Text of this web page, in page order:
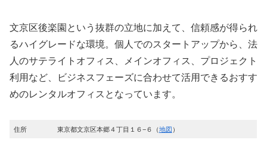
文京区後楽園という抜群の立地に加えて、信頼感が得られ
るハイグレードな環境。個人でのスタートアップから、法
人のサテライトオフィス、メインオフィス、プロジェクト
利用など、ビジネスフェーズに合わせて活用できるおすす
めのレンタルオフィスとなっています。
住所 東京都文京区本郷４丁目１６−６（地図 ）